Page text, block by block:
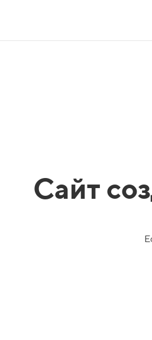
Сайт